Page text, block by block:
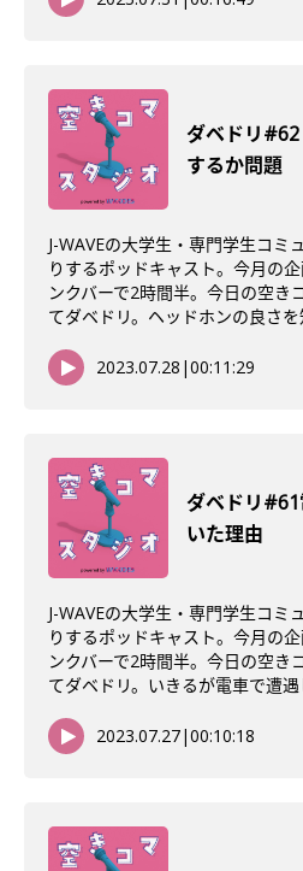
ダベドリ
するか問題
J-WAVEの大学生・専門学生コミ
りするポッドキャスト。今月の
ンクバーで2時間半。今日の空
てダベドリ。ヘッドホンの良さを
2023.07.28 |00:11:29
ダベドリ
いた理由
J-WAVEの大学生・専門学生コミ
りするポッドキャスト。今月の
ンクバーで2時間半。今日の空
てダベドリ。いきるが電車で遭遇
2023.07.27|00:10:18